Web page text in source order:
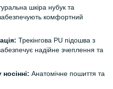
шкіра нубук та
комфортний
Трекінгова PU підошва з
надійне зчеплення та
Анатомічне пошиття та